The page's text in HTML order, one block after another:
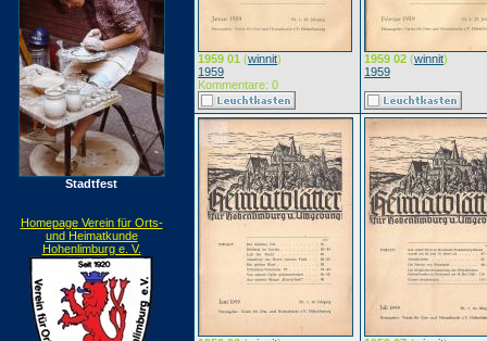
Stadtfest
Homepage Verein für Orts-
und Heimatkunde
Hohenlimburg e. V.
1959 01 (winnit)
1959
Kommentare: 0
1959 02 (winnit)
1959